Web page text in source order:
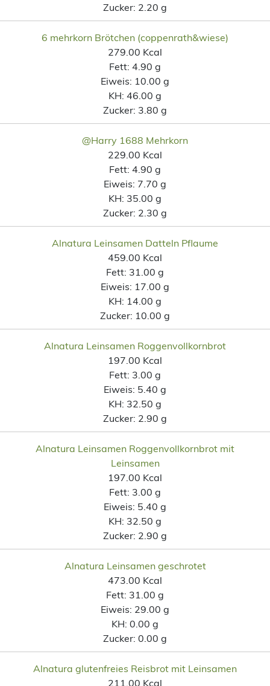
Zucker: 2.20 g
6 mehrkorn Brötchen (coppenrath&wiese)
279.00 Kcal
Fett: 4.90 g
Eiweis: 10.00 g
KH: 46.00 g
Zucker: 3.80 g
@Harry 1688 Mehrkorn
229.00 Kcal
Fett: 4.90 g
Eiweis: 7.70 g
KH: 35.00 g
Zucker: 2.30 g
Alnatura Leinsamen Datteln Pflaume
459.00 Kcal
Fett: 31.00 g
Eiweis: 17.00 g
KH: 14.00 g
Zucker: 10.00 g
Alnatura Leinsamen Roggenvollkornbrot
197.00 Kcal
Fett: 3.00 g
Eiweis: 5.40 g
KH: 32.50 g
Zucker: 2.90 g
Alnatura Leinsamen Roggenvollkornbrot mit
Leinsamen
197.00 Kcal
Fett: 3.00 g
Eiweis: 5.40 g
KH: 32.50 g
Zucker: 2.90 g
Alnatura Leinsamen geschrotet
473.00 Kcal
Fett: 31.00 g
Eiweis: 29.00 g
KH: 0.00 g
Zucker: 0.00 g
Alnatura glutenfreies Reisbrot mit Leinsamen
211.00 Kcal